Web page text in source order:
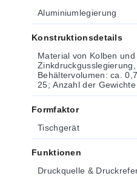
Aluminiumlegierung
Konstruktionsdetails
Material von Kolben
Behältervolumen: ca.
25; Anzahl der
Formfaktor
Tischgerät
Funktionen
Druckquelle &